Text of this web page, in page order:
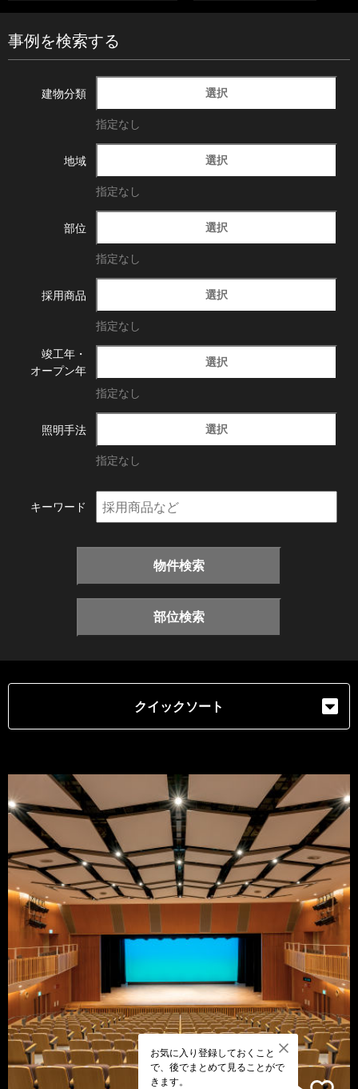
事例を検索する
建物分類 選択
指定なし
地域 選択
指定なし
部位 選択
指定なし
採用商品 選択
指定なし
竣工年・
オープン年
選択
指定なし
照明手法 選択
指定なし
キーワード
物件検索
部位検索
クイックソート
お気に入り登録しておくこと
で、後でまとめて見ることがで
きます。